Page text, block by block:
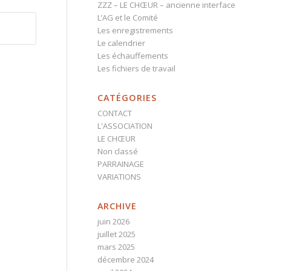
ZZZ – LE CHŒUR – ancienne interface
L’AG et le Comité
Les enregistrements
Le calendrier
Les échauffements
Les fichiers de travail
CATÉGORIES
CONTACT
L'ASSOCIATION
LE CHŒUR
Non classé
PARRAINAGE
VARIATIONS
ARCHIVE
juin 2026
juillet 2025
mars 2025
décembre 2024